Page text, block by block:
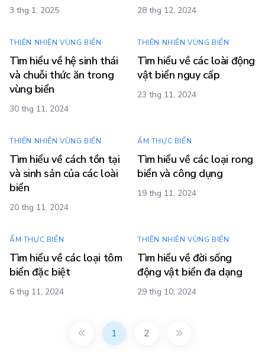
3 thg 1, 2025 28 thg 12, 2024
THIÊN NHIÊN VÙNG BIỂN
Tìm hiểu về hệ sinh thái
và chuỗi thức ăn trong
vùng biển
30 thg 11, 2024
THIÊN NHIÊN VÙNG BIỂN
Tìm hiểu về các loài động
vật biển nguy cấp
23 thg 11, 2024
THIÊN NHIÊN VÙNG BIỂN
Tìm hiểu về cách tồn tại
và sinh sản của các loài
biển
20 thg 11, 2024
ẨM THỰC BIỂN
Tìm hiểu về các loại rong
biển và công dụng
19 thg 11, 2024
ẨM THỰC BIỂN
Tìm hiểu về các loại tôm
biển đặc biệt
6 thg 11, 2024
THIÊN NHIÊN VÙNG BIỂN
Tìm hiểu về đời sống
động vật biển đa dạng
29 thg 10, 2024
1 2